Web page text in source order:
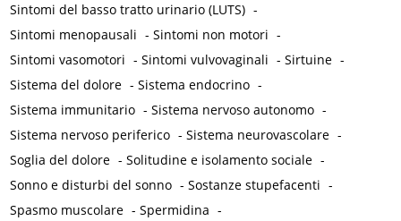
Sintomi del basso tratto urinario (LUTS) -
Sintomi menopausali -Sintomi non motori -
Sintomi vasomotori -Sintomi vulvovaginali -Sirtuine -
Sistema del dolore -Sistema endocrino -
Sistema immunitario -Sistema nervoso autonomo -
Sistema nervoso periferico -Sistema neurovascolare -
Soglia del dolore -Solitudine e isolamento sociale -
Sonno e disturbi del sonno -Sostanze stupefacenti -
Spasmo muscolare -Spermidina -